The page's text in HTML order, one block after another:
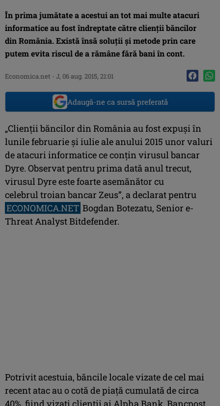
În prima jumătate a acestui an tot mai multe atacuri
informatice au fost îndreptate către clienții băncilor
din România. Există însă soluții și metode prin care
putem evita riscul de a rămâne fără bani în cont.
Economica.net - J, 06 aug. 2015, 21:01
Adaugă-ne ca sursă preferată
„Clienții băncilor din România au fost expuși în
lunile februarie și iulie ale anului 2015 unor valuri
de atacuri informatice ce conțin virusul bancar
Dyre. Observat pentru prima dată anul trecut,
virusul Dyre este foarte asemănător cu
celebrul troian bancar Zeus”, a declarat pentru
ECONOMICA.NET Bogdan Botezatu, Senior e-
Threat Analyst Bitdefender.
Potrivit acestuia, băncile locale vizate de cel mai
recent atac au o cotă de piață cumulată de circa
40%, fiind vizați clienții ai Alpha Bank, Bancpost,